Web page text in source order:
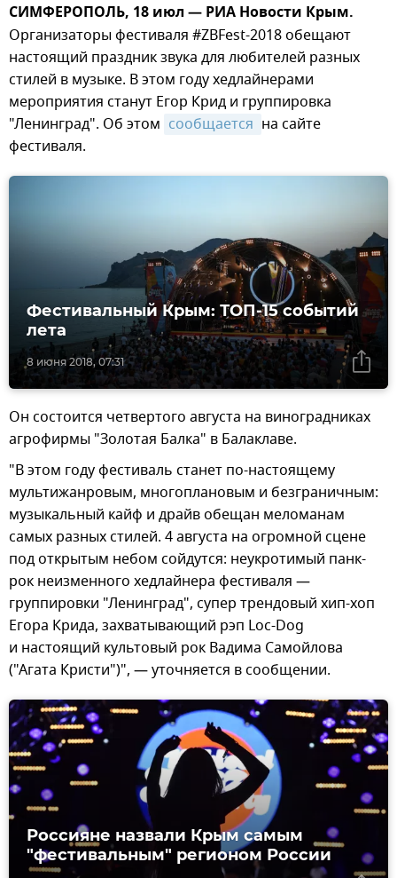
СИМФЕРОПОЛЬ, 18 июл — РИА Новости Крым.
Организаторы фестиваля #ZBFest-2018 обещают
настоящий праздник звука для любителей разных
стилей в музыке. В этом году хедлайнерами
мероприятия станут Егор Крид и группировка
"Ленинград". Об этом сообщается на сайте
фестиваля.
8 июня 2018, 07:31
Фестивальный Крым: ТОП-15 событий
лета
Он состоится четвертого августа на виноградниках
агрофирмы "Золотая Балка" в Балаклаве.
"В этом году фестиваль станет по-настоящему
мультижанровым, многоплановым и безграничным:
музыкальный кайф и драйв обещан меломанам
самых разных стилей. 4 августа на огромной сцене
под открытым небом сойдутся: неукротимый панк-
рок неизменного хедлайнера фестиваля —
группировки "Ленинград", супер трендовый хип-хоп
Егора Крида, захватывающий рэп Loc-Dog
и настоящий культовый рок Вадима Самойлова
("Агата Кристи")", — уточняется в сообщении.
Россияне назвали Крым самым
"фестивальным" регионом России